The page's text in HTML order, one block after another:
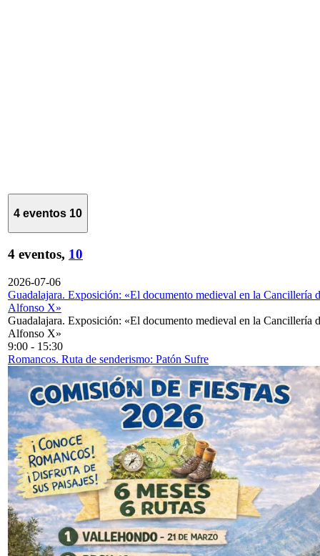
4 eventos 10
4 eventos, 10
2026-07-06
Guadalajara. Exposición: «El documento medieval en la Cancillería
Alfonso X»
Guadalajara. Exposición: «El documento medieval en la Cancillería
Alfonso X»
9:00 - 15:30
Romancos. Ruta de senderismo: Patón Sufre